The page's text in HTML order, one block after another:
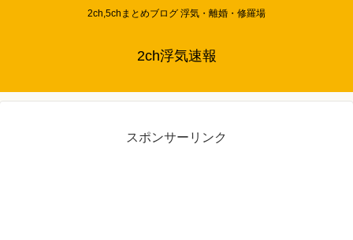
2ch,5chまとめブログ 浮気・離婚・修羅場
2ch浮気速報
スポンサーリンク